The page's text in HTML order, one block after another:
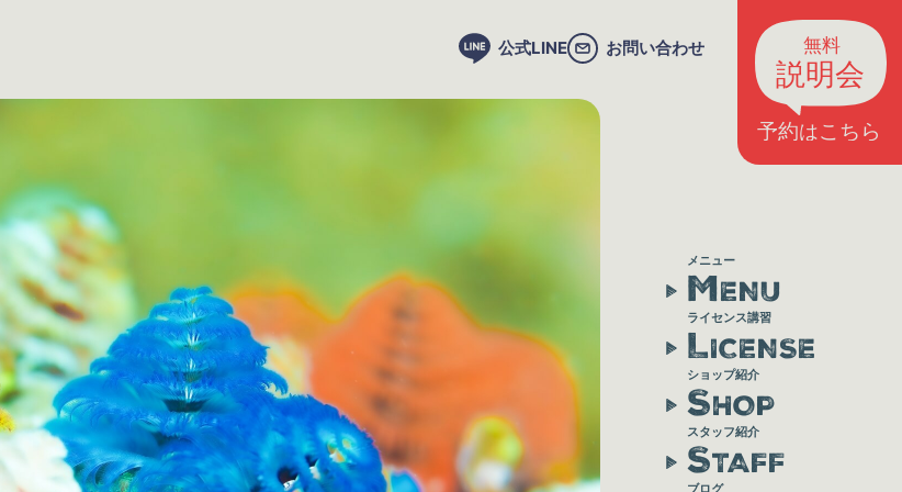
公式LINE お問い合わせ
メニュー
MENU
ライセンス講習
LICENSE
ショップ紹介
SHOP
スタッフ紹介
STAFF
ブログ